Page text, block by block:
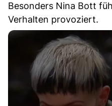
Besonders Nina Bott
Verhalten provoziert.